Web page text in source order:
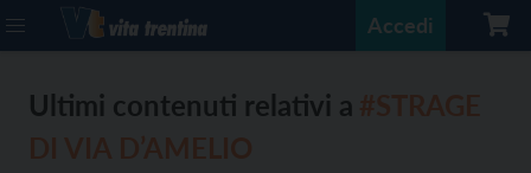
Accedi
Ultimi contenuti relativi a